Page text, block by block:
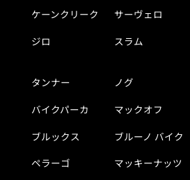
ケーンクリーク
サーヴェロ
ジロ
スラム
タンナー
ノグ
バイクパーカ
マックオフ
ブルックス
ブルーノ バイク
ペラーゴ
マッキーナッツ